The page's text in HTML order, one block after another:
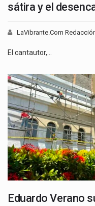
sátira y el
LaVibrante.Com
El cantautor,…
Eduardo Verano